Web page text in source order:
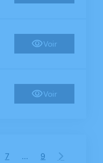
Voir
Voir
7 … 9